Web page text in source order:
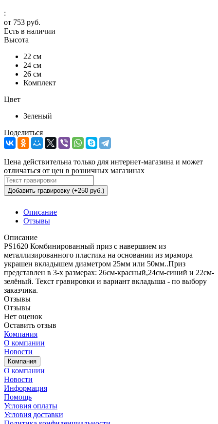
:
от 753 руб.
Есть в наличии
Высота
22 см
24 см
26 см
Комплект
Цвет
Зеленый
Поделиться
Цена действительна только для интернет-магазина и может
отличаться от цен в розничных магазинах
Добавить гравировку (+250 руб.)
Описание
Отзывы
Описание
PS1620 Комбинированный приз с навершием из
металлизированного пластика на основании из мрамора
украшен вкладышем диаметром 25мм или 50мм..Приз
представлен в 3-х размерах: 26см-красный,24см-синий и 22см-
зелёный. Текст гравировки и вариант вкладыша - по выбору
заказчика.
Отзывы
Отзывы
Нет оценок
Оставить отзыв
Компания
О компании
Новости
Компания
О компании
Новости
Информация
Помощь
Условия оплаты
Условия доставки